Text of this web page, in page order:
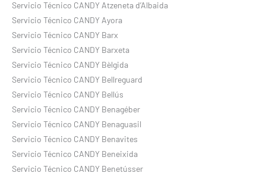
Servicio Técnico CANDY Atzeneta d’Albaida
Servicio Técnico CANDY Ayora
Servicio Técnico CANDY Barx
Servicio Técnico CANDY Barxeta
Servicio Técnico CANDY Bèlgida
Servicio Técnico CANDY Bellreguard
Servicio Técnico CANDY Bellús
Servicio Técnico CANDY Benagéber
Servicio Técnico CANDY Benaguasil
Servicio Técnico CANDY Benavites
Servicio Técnico CANDY Beneixida
Servicio Técnico CANDY Benetússer